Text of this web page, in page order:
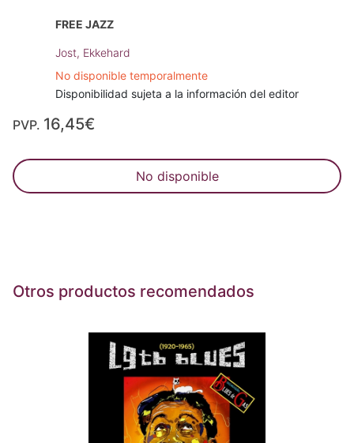
FREE JAZZ
Jost, Ekkehard
No disponible temporalmente
Disponibilidad sujeta a la información del editor
PVP. 16,45€
No disponible
Otros productos recomendados